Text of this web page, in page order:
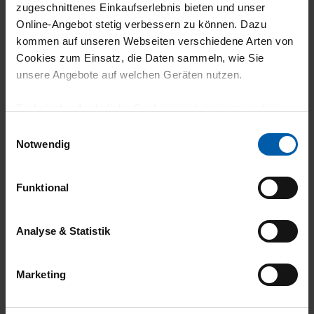
zugeschnittenes Einkaufserlebnis bieten und unser
Online-Angebot stetig verbessern zu können. Dazu
kommen auf unseren Webseiten verschiedene Arten von
Cookies zum Einsatz, die Daten sammeln, wie Sie
unsere Angebote auf welchen Geräten nutzen.
grundlegende Funktionen wie etwa zur Auswahl und
gewährleisten.
Für die Darstellung personalisierter Angebote, Anzeigen
und Inhalte aufgrund Ihres Nutzerverhaltens und Ihres
Zwecke zur Analyse und Optimierung unserer
Informationen. Diese übermitteln wir in anonymisierter
Notwendig
Funktional
Analyse & Statistik
Marketing
climate-neutral
shipping
Family business